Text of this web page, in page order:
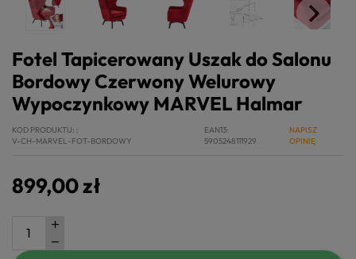
Fotel Tapicerowany Uszak do Salonu
Bordowy Czerwony Welurowy
Wypoczynkowy MARVEL Halmar
KOD PRODUKTU:
V-CH-MARVEL-FOT-BORDOWY
EAN13
5905248111929
NAPISZ
OPINIĘ
899,00 zł